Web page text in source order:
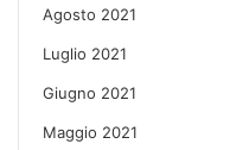
Agosto 2021
Luglio 2021
Giugno 2021
Maggio 2021